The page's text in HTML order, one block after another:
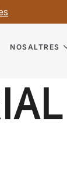
NOSALTRES